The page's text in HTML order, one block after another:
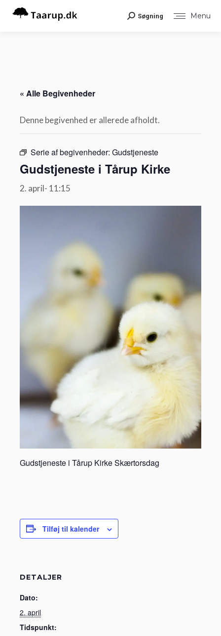
Menu
Search:
Søgning
« Alle Begivenheder
Denne begivenhed er allerede afholdt.
Serie af begivenheder: Gudstjeneste
Gudstjeneste i Tårup Kirke
2. april- 11:15
Gudstjeneste i Tårup Kirke Skærtorsdag
Tilføj til kalender
DETALJER
Dato:
2. april
Tidspunkt: